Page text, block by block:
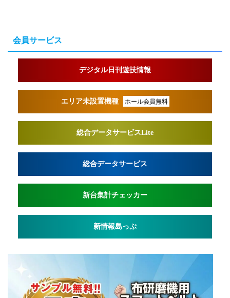
会員サービス
デジタル日刊遊技情報
エリア未設置機種 ホール会員無料
総合データサービスLite
総合データサービス
新台集計チェッカー
新情報島っぷ